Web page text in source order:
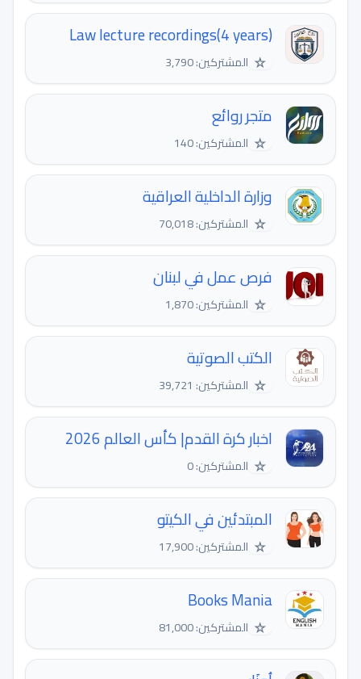
Law lecture recordings(4 years)
☆ المشتركين: 3,790
متجر روائع
☆ المشتركين: 140
وزارة الداخلية العراقية
☆ المشتركين: 70,018
فرص عمل في لبنان
☆ المشتركين: 1,870
الكتب الصوتية
☆ المشتركين: 39,721
اخبار كرة القدم| كأس العالم 2026
☆ المشتركين: 0
المبتدئين في الكيتو
☆ المشتركين: 17,900
Books Mania
☆ المشتركين: 81,000